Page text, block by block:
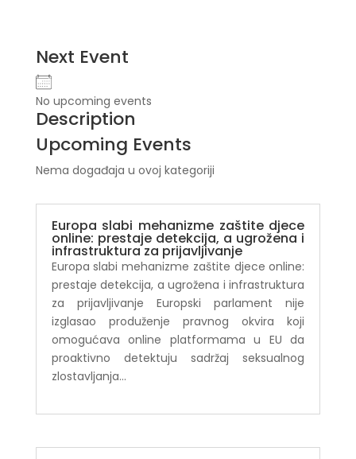
Next Event
No upcoming events
Description
Upcoming Events
Nema događaja u ovoj kategoriji
Europa slabi mehanizme zaštite djece
online: prestaje detekcija, a ugrožena i
infrastruktura za prijavljivanje
Europa slabi mehanizme zaštite djece online:
prestaje detekcija, a ugrožena i infrastruktura
za prijavljivanje Europski parlament nije
izglasao produženje pravnog okvira koji
omogućava online platformama u EU da
proaktivno detektuju sadržaj seksualnog
zlostavljanja...